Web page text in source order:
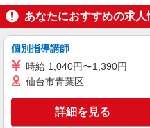
時給1500
通費全支給(
キープ
株式会社kotrio /●KB-H-1879356
あなたにおすすめの求人
個別指導講師
時給 1,040円〜1,390円
仙台市青葉区
詳細を見る